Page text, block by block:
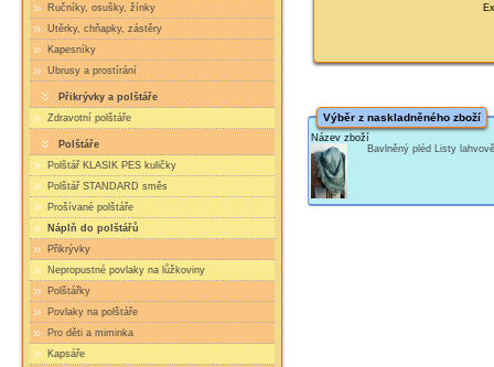
Ručníky, osušky, žínky
Utěrky, chňapky, zástěry
Kapesníky
Ubrusy a prostírání
Přikrývky a polštáře
Zdravotní polštáře
Polštáře
Polštář KLASIK PES kuličky
Polštář STANDARD směs
Prošívané polštáře
Náplň do polštářů
Přikrývky
Nepropustné povlaky na lůžkoviny
Polštářky
Povlaky na polštáře
Pro děti a miminka
Kapsáře
Výběr z naskladněného zboží
Název zboží
Bavlněný pléd Listy